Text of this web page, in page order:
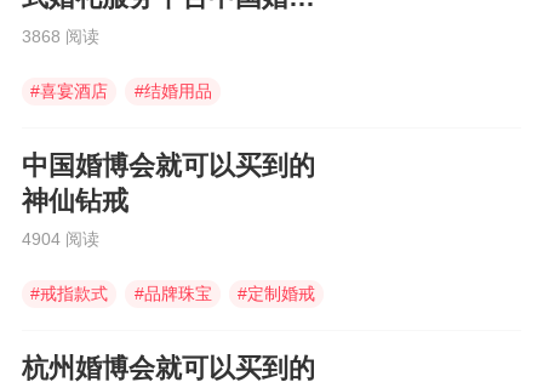
会啊！
3868 阅读
#喜宴酒店 #结婚用品
中国婚博会就可以买到的
神仙钻戒
4904 阅读
#戒指款式 #品牌珠宝 #定制婚戒
杭州婚博会就可以买到的